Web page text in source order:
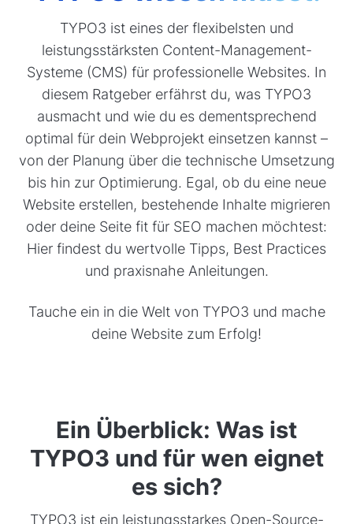
TYPO3 ist eines der flexibelsten und
leistungsstärksten Content-Management-
Systeme (CMS) für professionelle Websites. In
diesem Ratgeber erfährst du, was TYPO3
ausmacht und wie du es dementsprechend
optimal für dein Webprojekt einsetzen kannst –
von der Planung über die technische Umsetzung
bis hin zur Optimierung. Egal, ob du eine neue
Website erstellen, bestehende Inhalte migrieren
oder deine Seite fit für SEO machen möchtest:
Hier findest du wertvolle Tipps, Best Practices
und praxisnahe Anleitungen.
Tauche ein in die Welt von TYPO3 und mache
deine Website zum Erfolg!
Ein Überblick: Was ist
TYPO3 und für wen eignet
es sich?
TYPO3 ist ein leistungsstarkes Open-Source-